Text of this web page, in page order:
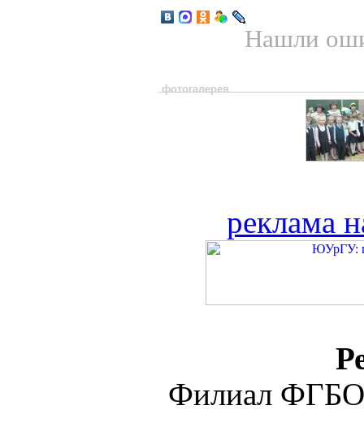
Нашли
фотогалерея
реклама
Филиал